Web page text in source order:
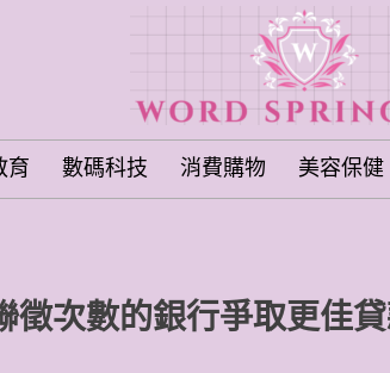
育 數碼科技 消費購物 美容保健
徵次數的銀行爭取更佳